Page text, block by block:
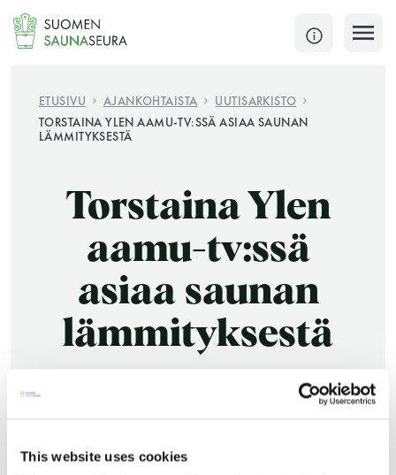
This website uses cookies
Siirry
sisältöön
SULJE
Jokaisen kuun 1. lauantai on jaettu ja jokaisen kuun
KATSO TARKEMMAT AUKIOLOAJAT
JÄSENSIVUT
HAE
ETUSIVU AJANKOHTAISTA
UUTISARKISTO
TORSTAINA YLEN AAMU-TV:SSÄ ASIAA SAUNAN
LÄMMITYKSESTÄ
Torstaina Ylen
aamu-tv:ssä
asiaa saunan
lämmityksestä
25.05.2016